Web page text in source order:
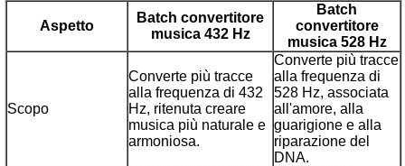
Aspetto
Batch convertitore
musica 432 Hz
Batch
convertitore
musica 528 Hz
Scopo
Converte più tracce
alla frequenza di 432
Hz, ritenuta creare
musica più naturale e
armoniosa.
Converte più tracce
alla frequenza di
528 Hz, associata
all'amore, alla
guarigione e alla
riparazione del
DNA.